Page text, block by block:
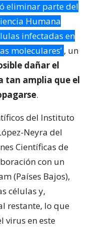
eliminar parte del
Humana
infectadas en
moleculares’ , un
dañar el
tan amplia que el
.
del Instituto
Neyra del
Científicas de
con un
(Países Bajos),
células y,
restante, lo que
virus en este